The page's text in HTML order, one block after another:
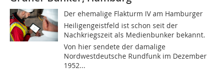
Der ehemalige Flakturm IV am Hamburger
Heiligengeistfeld ist schon seit der
Nachkriegszeit als Medienbunker bekannt.
Von hier sendete der damalige
Nordwestdeutsche Rundfunk im Dezember
1952...